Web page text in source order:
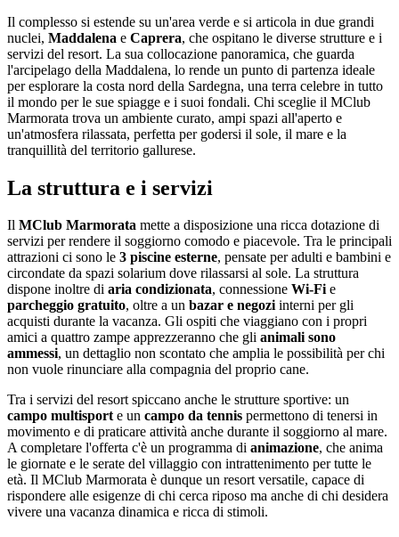
Il complesso si estende su un'area verde e si articola in due grandi
nuclei, Maddalena e Caprera, che ospitano le diverse strutture e i
servizi del resort. La sua collocazione panoramica, che guarda
l'arcipelago della Maddalena, lo rende un punto di partenza ideale
per esplorare la costa nord della Sardegna, una terra celebre in tutto
il mondo per le sue spiagge e i suoi fondali. Chi sceglie il MClub
Marmorata trova un ambiente curato, ampi spazi all'aperto e
un'atmosfera rilassata, perfetta per godersi il sole, il mare e la
tranquillità del territorio gallurese.
La struttura e i servizi
Il MClub Marmorata mette a disposizione una ricca dotazione di
servizi per rendere il soggiorno comodo e piacevole. Tra le principali
attrazioni ci sono le 3 piscine esterne, pensate per adulti e bambini e
circondate da spazi solarium dove rilassarsi al sole. La struttura
dispone inoltre di aria condizionata, connessione Wi-Fie
parcheggio gratuito, oltre a un bazar e negoziinterni per gli
acquisti durante la vacanza. Gli ospiti che viaggiano con i propri
amici a quattro zampe apprezzeranno che gli animali sono
ammessi, un dettaglio non scontato che amplia le possibilità per chi
non vuole rinunciare alla compagnia del proprio cane.
Tra i servizi del resort spiccano anche le strutture sportive: un
campo multisporte un campo da tennis permettono di tenersi in
movimento e di praticare attività anche durante il soggiorno al mare.
A completare l'offerta c'è un programma di animazione, che anima
le giornate e le serate del villaggio con intrattenimento per tutte le
età. Il MClub Marmorata è dunque un resort versatile, capace di
rispondere alle esigenze di chi cerca riposo ma anche di chi desidera
vivere una vacanza dinamica e ricca di stimoli.